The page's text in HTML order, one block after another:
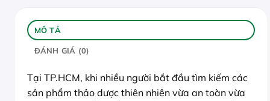
MÔ TẢ
ĐÁNH GIÁ (0)
Tại TP.HCM, khi nhiều người bắt đầu tìm kiếm các
sản phẩm thảo dược thiên nhiên vừa an toàn vừa